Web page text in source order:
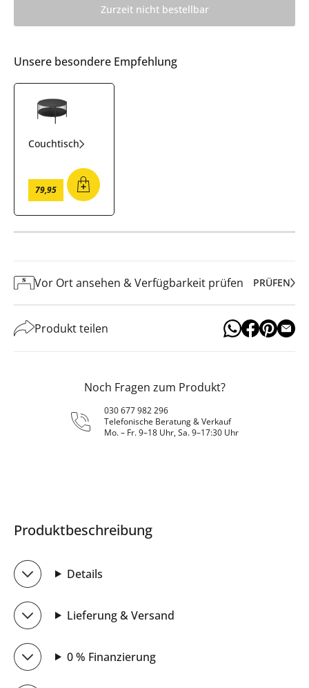
Zurzeit nicht bestellbar
Unsere besondere Empfehlung
Couchtisch
79,95
Vor Ort ansehen & Verfügbarkeit prüfen PRÜFEN
Produkt teilen
Noch Fragen zum Produkt?
030 677 982 296
Telefonische Beratung & Verkauf
Mo. – Fr. 9–18 Uhr, Sa. 9–17:30 Uhr
Produktbeschreibung
Details
Lieferung & Versand
0 % Finanzierung